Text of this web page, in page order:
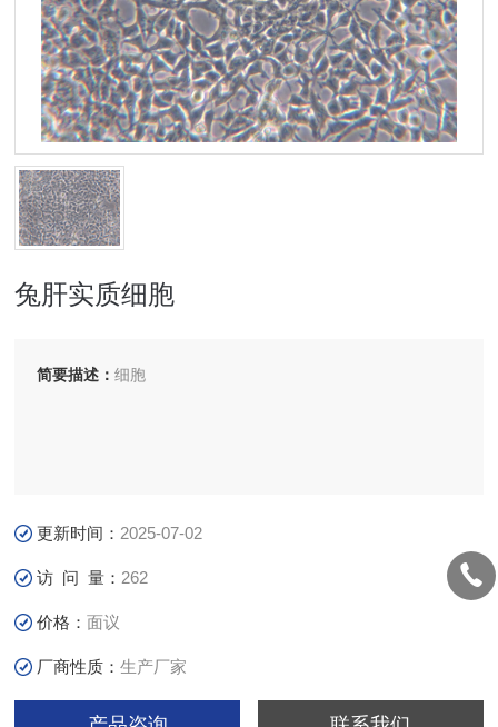
兔肝实质细胞
简要描述：细胞
更新时间： 2025-07-02
访 问 量： 262
价格：面议
厂商性质：生产厂家